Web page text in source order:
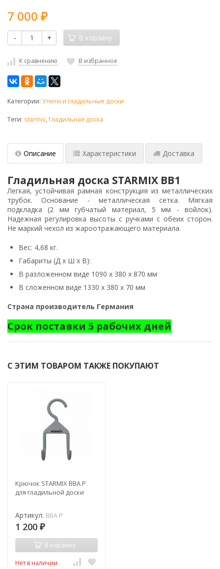
7 000 ₽
- + В корзину
К сравнению В избранное
Категории: Утюги и гладильные доски
Теги: starmix,Гладильная доска
Описание Характеристики Доставка
Гладильная доска STARMIX BB1
Легкая, устойчивая рамная конструкция из металлических
трубок. Основание - металлическая сетка. Мягкая
подкладка (2 мм губчатый материал, 5 мм - войлок).
Надежная регулировка высоты с ручками с обеих сторон.
Не маркий чехол из жароотражающего материала.
Вес: 4,68 кг.
Габариты (Д х Ш х В):
В разложенном виде 1090 х 380 х 870 мм
В сложенном виде 1330 х 380 х 70 мм
Страна производитель Германия
Срок поставки 5 рабочих дней
С ЭТИМ ТОВАРОМ ТАКЖЕ ПОКУПАЮТ
Крючок STARMIX BBA P
для гладильной доски
Артикул: BBA P
1 200 ₽
В корзину
Нет в наличии